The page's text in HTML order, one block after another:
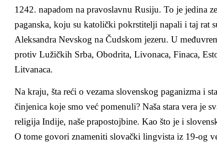
1242. napadom na pravoslavnu Rusiju. To je jedina
paganska, koju su katolički pokrstitelji napali i taj rat
Aleksandra Nevskog na Čudskom jezeru. U
protiv Lužičkih Srba, Obodrita, Livonaca, Finaca,
Litvanaca.
Na kraju, šta reći o vezama slovenskog paganizma i
činjenica koje smo već pomenuli? Naša stara vera je
religija Indije, naše prapostojbine. Kao što je i
O tome govori znameniti slovački lingvista iz 19-og